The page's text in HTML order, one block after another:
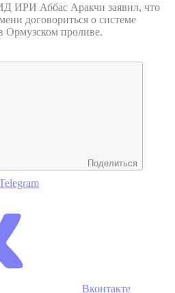
ИРИ Аббас Аракчи заявил, что
договориться о системе
Ормузском проливе.
Поделиться
Вконтакте